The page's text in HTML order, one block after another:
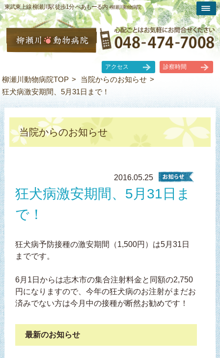
東武東上線 柳瀬川駅 徒歩1分 ぺあもーる内 -柳瀬川動物病院
アクセス 診察時間
柳瀬川動物病院TOP
当院からのお知らせ
狂犬病激安期間、5月31日まで！
当院からのお知らせ
2016.05.25
狂犬病激安期間、5月31日ま
で！
狂犬病予防接種の激安期間（1,500円）は5月31日
までです。
6月1日からは志木市の集合注射料金と同額の2,750
円になりますので、今年の狂犬病のお注射がまだお
済みでない方は今月中の接種が断然お勧めです！
最新のお知らせ